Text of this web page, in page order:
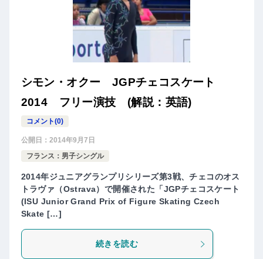
シモン・オクー JGPチェコスケート
2014 フリー演技 (解説：英語)
コメント(0)
公開日： 2014年9月7日
フランス：男子シングル
2014年ジュニアグランプリシリーズ第3戦、チェコのオス
トラヴァ（Ostrava）で開催された「JGPチェコスケート
(ISU Junior Grand Prix of Figure Skating Czech
Skate […]
続きを読む